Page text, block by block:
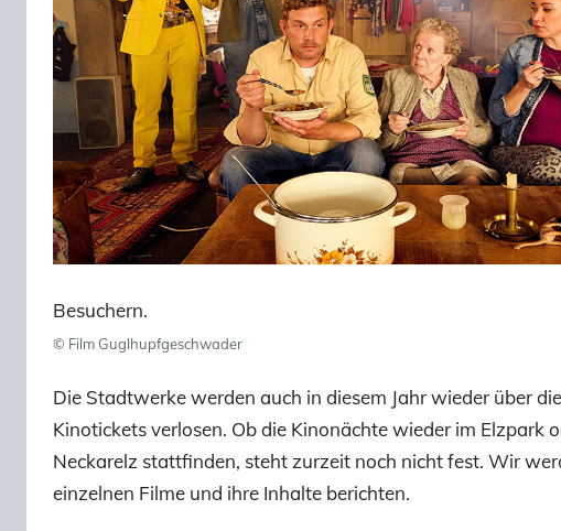
Besuchern.
© Film Guglhupfgeschwader
Die Stadtwerke werden auch in diesem Jahr wieder über
Kinotickets verlosen. Ob die Kinonächte wieder im Elzpark
Neckarelz stattfinden, steht zurzeit noch nicht fest. Wir
einzelnen Filme und ihre Inhalte berichten.